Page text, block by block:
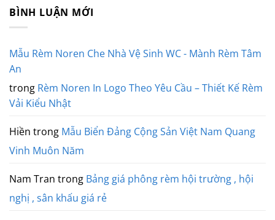
BÌNH LUẬN MỚI
Mẫu Rèm Noren Che Nhà Vệ Sinh WC - Mành Rèm Tâm
An
trong Rèm Noren In Logo Theo Yêu Cầu – Thiết Kế Rèm
Vải Kiểu Nhật
Hiền trong Mẫu Biển Đảng Cộng Sản Việt Nam Quang
Vinh Muôn Năm
Nam Tran trong Bảng giá phông rèm hội trường , hội
nghị , sân khấu giá rẻ